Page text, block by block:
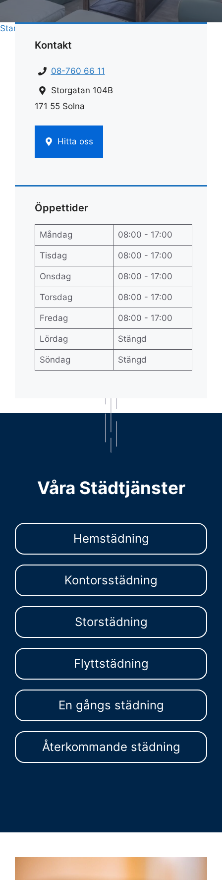
Start
Kontakt
08-760 66 11
Storgatan 104B
171 55 Solna
Hitta oss
Öppettider
Måndag 08:00 - 17:00
Tisdag 08:00 - 17:00
Onsdag 08:00 - 17:00
Torsdag 08:00 - 17:00
Fredag 08:00 - 17:00
Lördag Stängd
Söndag Stängd
Våra Städtjänster
Hemstädning
Kontorsstädning
Storstädning
Flyttstädning
En gångs städning
Återkommande städning